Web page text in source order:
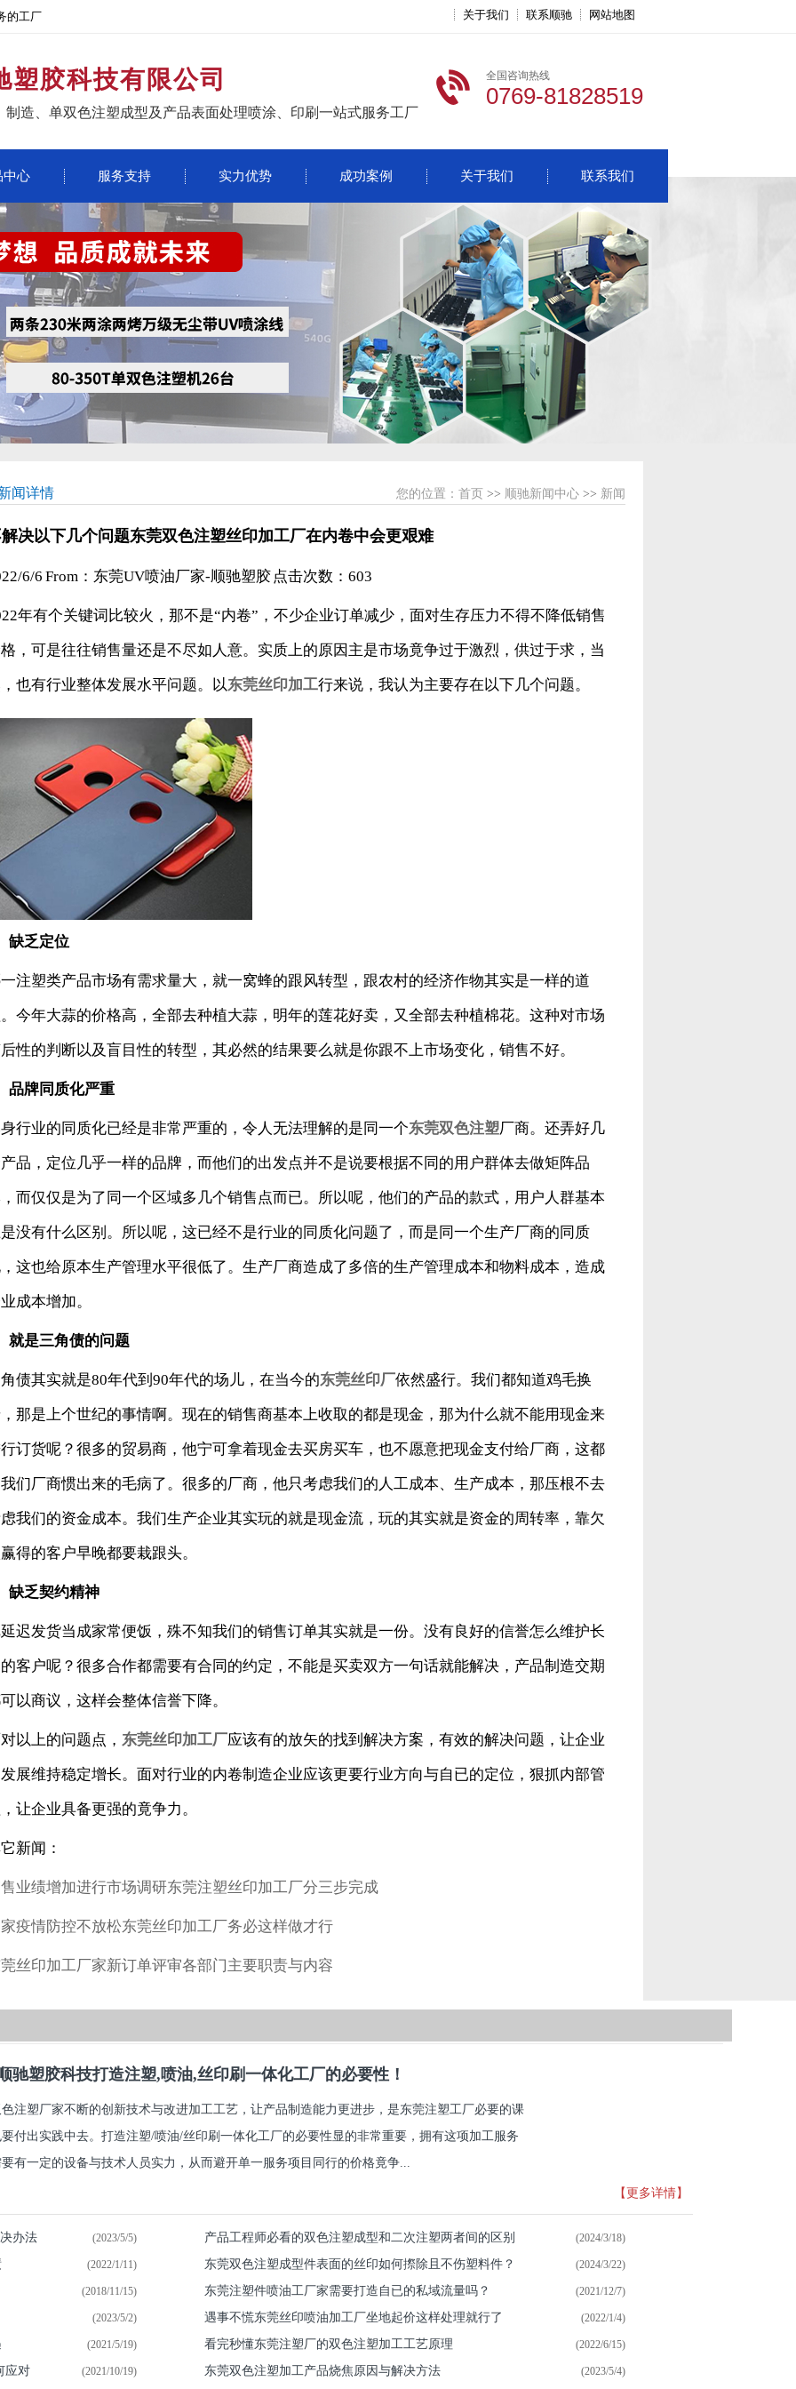
的工厂 关于我们 联系顺驰 网站地图
塑胶科技有限公司
制造、单双色注塑成型及产品表面处理喷涂、印刷一站式服务工厂
全国咨询热线
0769-81828519
中心 服务支持 实力优势 成功案例 关于我们 联系我们
闻详情 您的位置： 首页 >> 顺驰新闻中心 >> 新闻
决以下几个问题东莞双色注塑丝印加工厂在内卷中会更艰难
6/6 From：东莞UV喷油厂家-顺驰塑胶 点击次数： 603
年有个关键词比较火，那不是“内卷”，不少企业订单减少，面对生存压力不得不降低销售
，可是往往销售量还是不尽如人意。实质上的原因主是市场竟争过于激烈，供过于求，当
也有行业整体发展水平问题。以东莞丝印加工行来说，我认为主要存在以下几个问题。
缺乏定位
注塑类产品市场有需求量大，就一窝蜂的跟风转型，跟农村的经济作物其实是一样的道
今年大蒜的价格高，全部去种植大蒜，明年的莲花好卖，又全部去种植棉花。这种对市场
性的判断以及盲目性的转型，其必然的结果要么就是你跟不上市场变化，销售不好。
品牌同质化严重
行业的同质化已经是非常严重的，令人无法理解的是同一个东莞双色注塑厂商。还弄好几
品，定位几乎一样的品牌，而他们的出发点并不是说要根据不同的用户群体去做矩阵品
而仅仅是为了同一个区域多几个销售点而已。所以呢，他们的产品的款式，用户人群基本
没有什么区别。所以呢，这已经不是行业的同质化问题了，而是同一个生产厂商的同质
这也给原本生产管理水平很低了。生产厂商造成了多倍的生产管理成本和物料成本，造成
成本增加。
就是三角债的问题
债其实就是80年代到90年代的场儿，在当今的东莞丝印厂依然盛行。我们都知道鸡毛换
那是上个世纪的事情啊。现在的销售商基本上收取的都是现金，那为什么就不能用现金来
订货呢？很多的贸易商，他宁可拿着现金去买房买车，也不愿意把现金支付给厂商，这都
们厂商惯出来的毛病了。很多的厂商，他只考虑我们的人工成本、生产成本，那压根不去
我们的资金成本。我们生产企业其实玩的就是现金流，玩的其实就是资金的周转率，靠欠
得的客户早晚都要栽跟头。
缺乏契约精神
迟发货当成家常便饭，殊不知我们的销售订单其实就是一份。没有良好的信誉怎么维护长
客户呢？很多合作都需要有合同的约定，不能是买卖双方一句话就能解决，产品制造交期
以商议，这样会整体信誉下降。
以上的问题点， 东莞丝印加工厂应该有的放矢的找到解决方案，有效的解决问题，让企业
展维持稳定增长。面对行业的内卷制造企业应该更要行业方向与自已的定位，狠抓内部管
让企业具备更强的竟争力。
新闻：
业绩增加进行市场调研东莞注塑丝印加工厂分三步完成
疫情防控不放松东莞丝印加工厂务必这样做才行
丝印加工厂家新订单评审各部门主要职责与内容
驰塑胶科技打造注塑,喷油,丝印刷一体化工厂的必要性！
注塑厂家不断的创新技术与改进加工工艺，让产品制造能力更进步，是东莞注塑工厂必要的课
付出实践中去。打造注塑/喷油/丝印刷一体化工厂的必要性显的非常重要，拥有这项加工服务
有一定的设备与技术人员实力，从而避开单一服务项目同行的价格竟争...
【更多详情】
(2023/5/5)
办法 (2024/3/18)
产品工程师必看的双色注塑成型和二次注塑两者间的区别
(2022/1/11) (2024/3/22)
东莞双色注塑成型件表面的丝印如何摖除且不伤塑料件？
(2018/11/15) (2021/12/7)
东莞注塑件喷油​工厂家需要打造自已的私域流量吗？
(2023/5/2) (2022/1/4)
遇事不慌东莞丝印喷油加工厂坐地起价这样处理就行了
(2021/5/19) (2022/6/15)
看完秒懂东莞注塑厂的双色注塑加工工艺原理
(2021/10/19)
应对 (2023/5/4)
东莞双色注塑加工产品烧焦原因与解决方法